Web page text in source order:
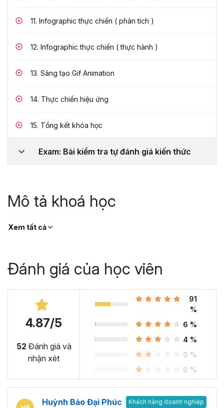
11. Infographic thực chiến ( phân tích )
12. Infographic thực chiến ( thực hành )
13. Sáng tạo Gif Animation
14. Thực chiến hiệu ứng
15. Tổng kết khóa học
Exam: Bài kiểm tra tự đánh giá kiến thức
Mô tả khoá học
Xem tất cả
Đánh giá của học viên
4.87/5
52 Đánh giá và
nhận xét
91
%
6 %
4 %
0 %
0 %
Huỳnh Bảo Đại Phúc Khách hàng doanh nghiệp